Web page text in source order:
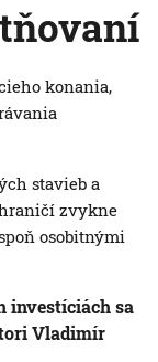
konania,
stavieb a
zvykne
osobitnými
investíciách sa
Vladimír